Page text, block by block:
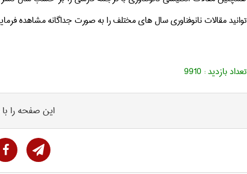
توانید مقالات نانوفناوری سال های مختلف را به صورت جداگانه مشاهده
تعداد بازدید :9910
این صفحه را